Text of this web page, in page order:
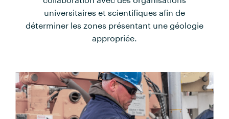
universitaires et scientifiques afin de
déterminer les zones présentant une géologie
appropriée.